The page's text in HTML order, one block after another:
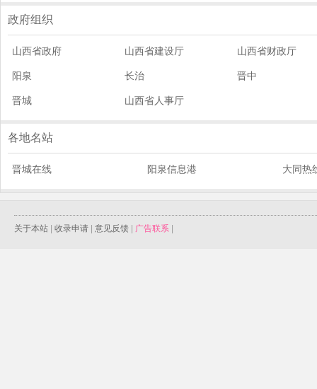
政府组织
山西省政府 山西省建设厅 山西省财政厅
阳泉 长治 晋中
晋城 山西省人事厅
各地名站
晋城在线 阳泉信息港 大同热
关于本站 收录申请 意见反馈 广告联系